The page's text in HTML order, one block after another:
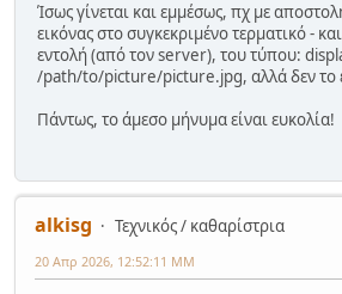
Ίσως γίνεται και εμμέσως, πχ με
εικόνας στο συγκεκριμένο τερματικό -
εντολή (από τον server), του τύπου:
/path/to/picture/picture.jpg, αλλά δεν το
Πάντως, το άμεσο μήνυμα είναι ευκολία!
alkisg
Τεχνικός / καθαρίστρια
20 Απρ 2026, 12:52:11 ΜΜ